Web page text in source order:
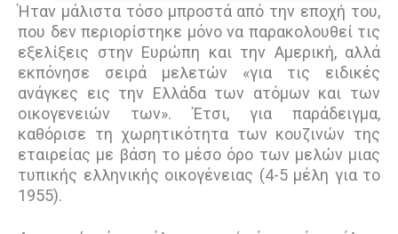
Ήταν μάλιστα τόσο μπροστά από την εποχή του,
που δεν περιορίστηκε μόνο να παρακολουθεί τις
εξελίξεις στην Ευρώπη και την Αμερική, αλλά
εκπόνησε σειρά μελετών «για τις ειδικές
ανάγκες εις την Ελλάδα των ατόμων και των
οικογενειών των». Έτσι, για παράδειγμα,
καθόρισε τη χωρητικότητα των κουζινών της
εταιρείας με βάση το μέσο όρο των μελών μιας
τυπικής ελληνικής οικογένειας (4-5 μέλη για το
1955).